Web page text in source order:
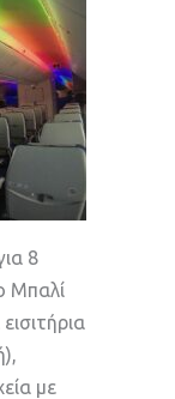
8
Μπαλί
με